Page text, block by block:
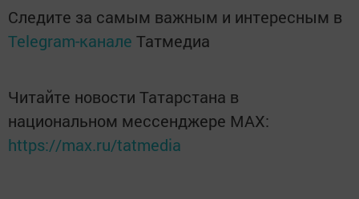
Следите за самым важным и интересным в
Telegram-канале Татмедиа
Читайте новости Татарстана в
национальном мессенджере MАХ:
https://max.ru/tatmedia